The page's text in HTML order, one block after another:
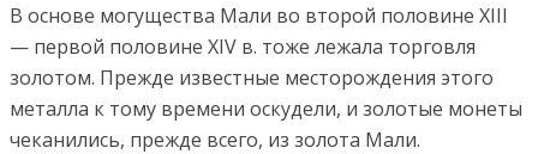
В основе могущества Мали во второй половине XIII
— первой половине XIV в. тоже лежала торговля
золотом. Прежде известные месторождения этого
металла к тому времени оскудели, и золотые монеты
чеканились, прежде всего, из золота Мали.